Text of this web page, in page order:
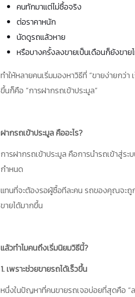
คนทักมาแต่ไม่ซื้อจริง
ต่อราคาหนัก
นัดดูรถแล้วหาย
หรือบางครั้งลงขายเป็นเดือนก็ยังขาย
ทำให้หลายคนเริ่มมองหาวิธีที่ “ขายง่ายกว่
ขึ้นก็คือ “การฝากรถเข้าประมูล”
ฝากรถเข้าประมูล คืออะไร?
การฝากรถเข้าประมูล คือการนำรถเข้าสู่ร
กำหนด
แทนที่จะต้องรอผู้ซื้อทีละคน รถของคุณจะถู
ขายได้มากขึ้น
แล้วทำไมคนถึงเริ่มนิยมวิธีนี้?
1. เพราะช่วยขายรถได้เร็วขึ้น
หนึ่งในปัญหาที่คนขายรถเจอบ่อยที่สุดคือ “